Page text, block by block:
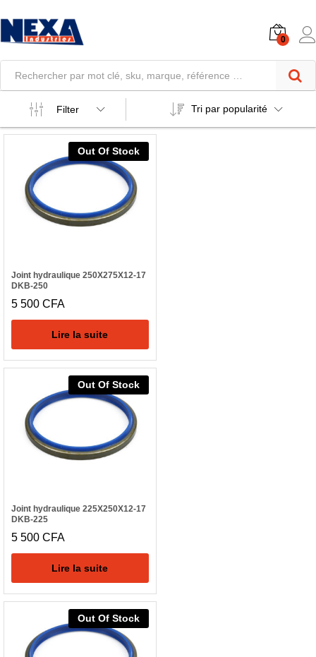
0
Filter Tri par popularité
Out Of Stock
Joint hydraulique 250X275X12-17
DKB-250
5 500 CFA
Lire la suite
Out Of Stock
Joint hydraulique 225X250X12-17
DKB-225
5 500 CFA
Lire la suite
Out Of Stock